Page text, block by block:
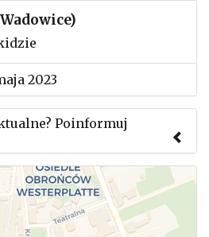
2023
Poinformuj
aby przesłać informację o
mityngu.